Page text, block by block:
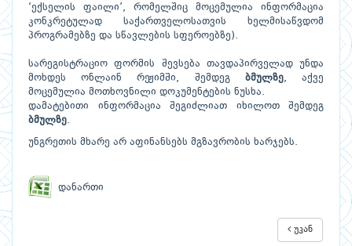
‘ექსელის ფაილი’, რომელშიც მოცემულია ინფორმაცია
კონკრეტულად საქართველოსათვის ხელმისაწვდომ
პროგრამებზე და სწავლების სფეროებზე).
სარეგისტრაციო ფორმის შევსება თავდაპირველად უნდა
მოხდეს ონლაინ რეჟიმში, შემდეგ ბმულზე, აქვე
მოცემულია მოთხოვნილი დოკუმენტების ნუსხა.
დამატებითი ინფორმაცია შეგიძლიათ იხილოთ შემდეგ
ბმულზე.
უნგრეთის მხარე არ აფინანსებს მგზავრობის ხარჯებს.
დანართი
უკან